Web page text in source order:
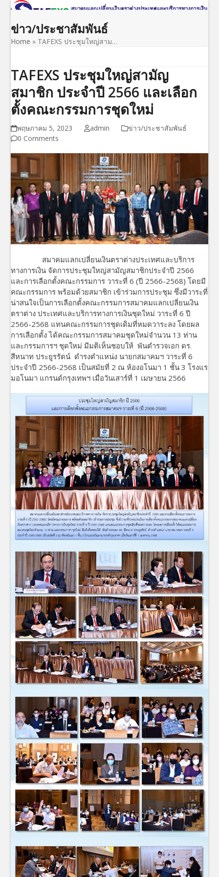
Skip
content
Open
mobile
menu
Close
mobile
menu
ข่าว/ประชาสัมพันธ์
Home » TAFEXS ประชุมใหญ่สาม…
TAFEXS ประชุมใหญ่สามัญ
สมาชิก ประจำปี 2566 และเลือก
ตั้งคณะกรรมการชุดใหม่
พฤษภาคม 5, 2023 admin
ข่าว/ประชาสัมพันธ์
0 Comments
สมาคมแลกเปลี่ยนเงินตราต่างประเทศและบริการ
ทางการเงิน จัดการประชุมใหญ่สามัญสมาชิกประจำปี 2566
และการเลือกตั้งคณะกรรมการ วาระที่ 6 (ปี 2566-2568) โดยมี
คณะกรรมการ พร้อมด้วยสมาชิก เข้าร่วมการประชุม ซึ่งมีวาระที่
น่าสนใจเป็นการเลือกตั้งคณะกรรมการสมาคมแลกเปลี่ยนเงิน
ตราต่าง ประเทศและบริการทางการเงินชุดใหม่ วาระที่ 6 ปี
2566-2568 แทนคณะกรรมการชุดเดิมที่หมดวาระลง โดยผล
การเลือกตั้ง ได้คณะกรรมการสมาคมชุดใหม่จำนวน 13 ท่าน
และกรรมการฯ ชุดใหม่ มีมติเห็นชอบให้ พันตำรวจเอก ดร.
สีหนาท ประยูรรัตน์ ดำรงตำแหน่ง นายกสมาคมฯ วาระที่ 6
ประจำปี 2566-2568 เป็นสมัยที่ 2 ณ ห้องอโนมา 1 ชั้น 3 โรงแร
มอโนมา แกรนด์กรุงเทพฯ เมื่อวันเสาร์ที่ 1 เมษายน 2566